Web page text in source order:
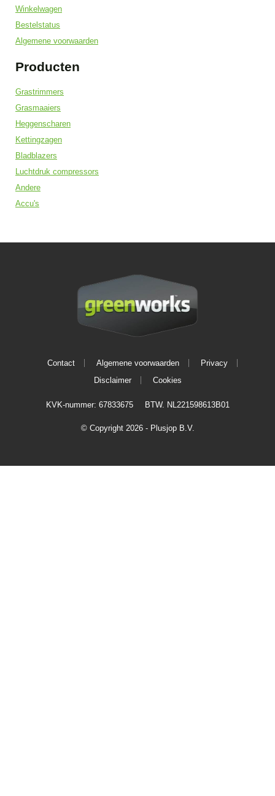
Winkelwagen
Bestelstatus
Algemene voorwaarden
Producten
Grastrimmers
Grasmaaiers
Heggenscharen
Kettingzagen
Bladblazers
Luchtdruk compressors
Andere
Accu's
Contact Algemene voorwaarden
Privacy
Disclaimer
Cookies
KVK-nummer: 67833675 BTW. NL221598613B01
© Copyright 2026 - Plusjop B.V.